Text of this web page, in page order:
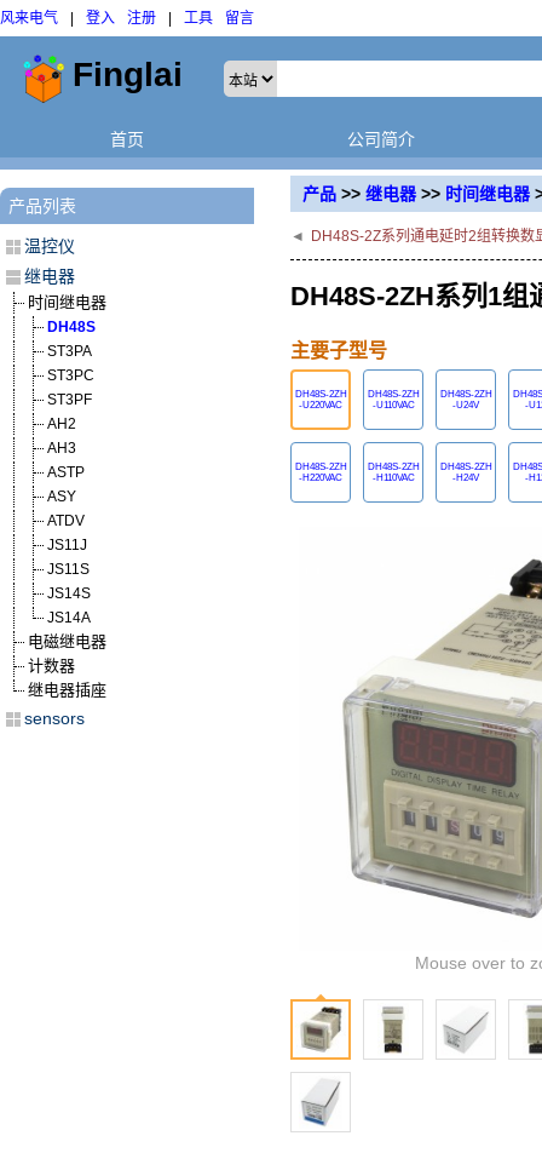
风来电气 登入 注册 工具 留言
首页 公司简介
产品 >> 继电器>> 时间继电器
◄ DH48S-2Z系列通电延时2组转换数
DH48S-2ZH系列1组
主要子型号
DH48S-2ZH
-U220VAC
DH48S-2ZH
-U110VAC
DH48S-2ZH
-U24V
-
DH48S-2ZH
-H220VAC
DH48S-2ZH
-H110VAC
DH48S-2ZH
-H24V
-
Mouse over to
产品列表
温控仪
继电器
时间继电器
DH48S
ST3PA
ST3PC
ST3PF
AH2
AH3
ASTP
ASY
ATDV
JS11J
JS11S
JS14S
JS14A
电磁继电器
计数器
继电器插座
sensors